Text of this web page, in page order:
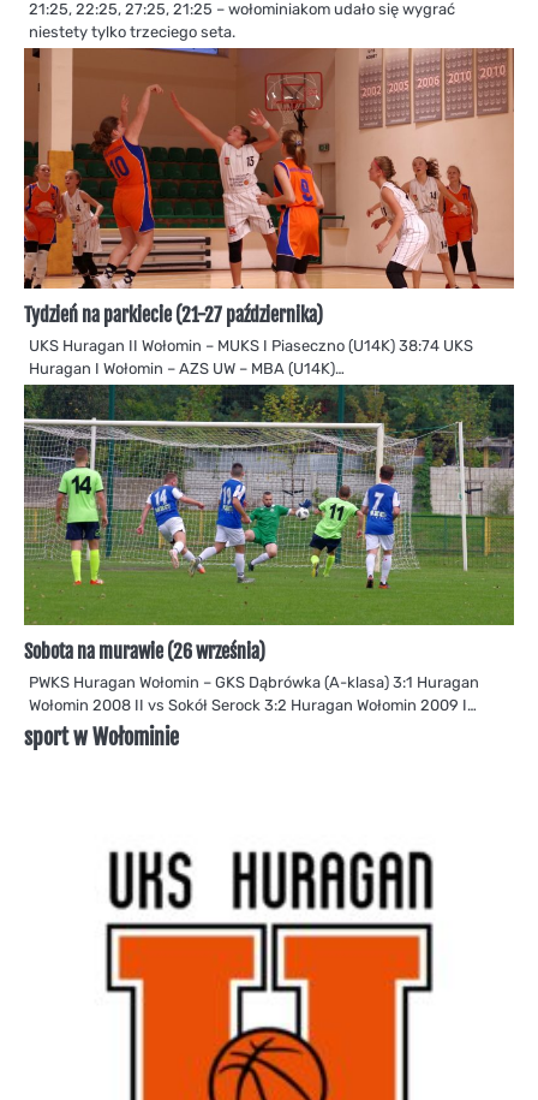
21:25, 22:25, 27:25, 21:25 – wołominiakom udało się wygrać
niestety tylko trzeciego seta.
Tydzień na parkiecie (21-27 października)
UKS Huragan II Wołomin – MUKS I Piaseczno (U14K) 38:74 UKS
Huragan I Wołomin – AZS UW – MBA (U14K)…
Sobota na murawie (26 września)
PWKS Huragan Wołomin – GKS Dąbrówka (A-klasa) 3:1 Huragan
Wołomin 2008 II vs Sokół Serock 3:2 Huragan Wołomin 2009 I…
sport w Wołominie